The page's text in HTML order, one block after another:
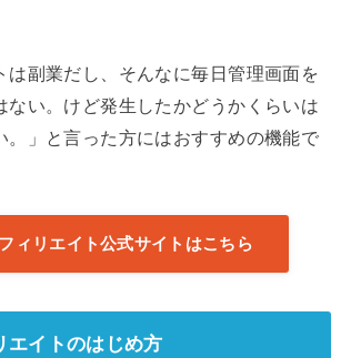
は副業だし、そんなに毎日管理画面を
ない。けど発生したかどうかくらいは
。」と言った方にはおすすめの機能で
ィリエイト公式サイトはこちら
エイトのはじめ方